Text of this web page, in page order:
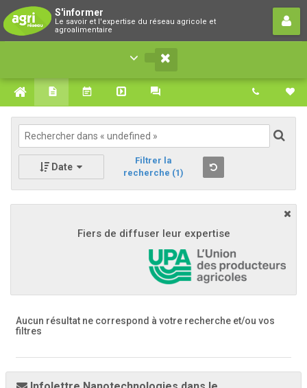
S'informer
Le savoir et l'expertise du réseau agricole et
agroalimentaire
Le savoir et l'expertise du réseau agricole et
agroalimentaire
Date
Filtrer la
recherche (1)
Fiers de diffuser leur expertise
Aucun résultat ne correspond à votre recherche et/ou vos
filtres